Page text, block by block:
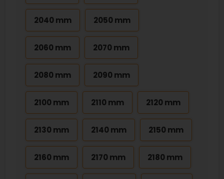
2040 mm 2050 mm
2060 mm 2070 mm
2080 mm 2090 mm
2100 mm 2110 mm 2120 mm
2130 mm 2140 mm 2150 mm
2160 mm 2170 mm 2180 mm